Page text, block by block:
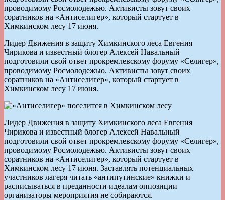
проводимому Росмолодежью. Активисты зовут своих
соратников на «Антиселигер», который стартует в
Химкинском лесу 17 июня.
Лидер Движения в защиту Химкинского леса Евгения
Чирикова и известный блогер Алексей Навальный
подготовили свой ответ прокремлевскому форуму «Селигер»,
проводимому Росмолодежью. Активисты зовут своих
соратников на «Антиселигер», который стартует в
Химкинском лесу 17 июня.
Лидер Движения в защиту Химкинского леса Евгения
Чирикова и известный блогер Алексей Навальный
подготовили свой ответ прокремлевскому форуму «Селигер»,
проводимому Росмолодежью. Активисты зовут своих
соратников на «Антиселигер», который стартует в
Химкинском лесу 17 июня. Заставлять потенциальных
участников лагеря читать «антипутинские» книжки и
расписываться в преданности идеалам оппозиции
организаторы мероприятия не собираются.